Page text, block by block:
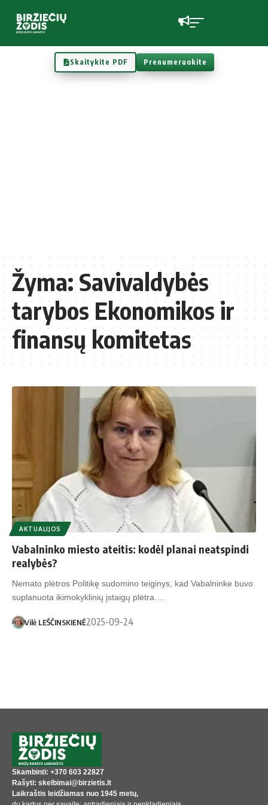
Skaitykite PDF Prenumeruokite
Žyma:Savivaldybės
tarybos Ekonomikos ir
finansų komitetas
AKTUALIJOS
Vabalninko miesto ateitis: kodėl planai neatspindi
realybės?
Nemato plėtros Politikę sudomino teiginys, kad Vabalninke buvo
suplanuota ikimokyklinių įstaigų plėtra.…
Vilė LEŠČINSKIENĖ2025-09-24
Skambinti: +370 603 22827
Rašyti: skelbimai@birzietis.lt
Laikraštis leidžiamas nuo 1945 metų,